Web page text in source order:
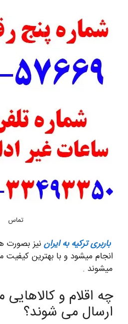
تماس
باربری ترکیه به ایراننیز
انجام میشود و با بهترین کیفیت
میشوند .
چه اقلام و کالاهایی
ارسال می شوند؟